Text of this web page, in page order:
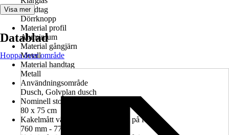
Handtag
Dörrknopp
Material profil
Aluminium
Material gångjärn
Metall
Material handtag
Metall
Användningsområde
Dusch, Golvplan dusch
Nominell storlek i cm
80 x 75 cm
Kakelmått vänster (glasrutans mitt på fogen)
760 mm - 774 mm
Visa mer
Datablad
Hoppa över område